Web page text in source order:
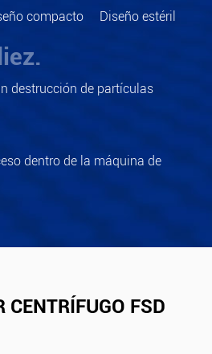
compacto Diseño estéril
destrucción de partículas
dentro de la máquina de
CENTRÍFUGO FSD